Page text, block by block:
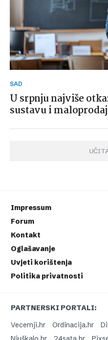
SAD
U srpnju najviše
sustavu i
Impressum
Forum
Kontakt
Oglašavanje
Uvjeti korištenja
Politika privatnosti
PARTNERSKI PORTALI:
Vecernji.hr
Ordinacija.hr